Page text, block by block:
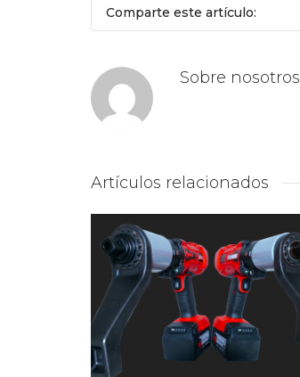
Comparte este artículo:
Sobre nosotros
Artículos relacionados